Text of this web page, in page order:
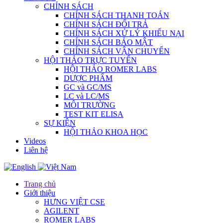
CHÍNH SÁCH
CHÍNH SÁCH THANH TOÁN
CHÍNH SÁCH ĐỔI TRẢ
CHÍNH SÁCH XỬ LÝ KHIẾU NẠI
CHÍNH SÁCH BẢO MẬT
CHÍNH SÁCH VẬN CHUYỂN
HỘI THẢO TRỰC TUYẾN
HỘI THẢO ROMER LABS
DƯỢC PHẨM
GC và GC/MS
LC và LC/MS
MÔI TRƯỜNG
TEST KIT ELISA
SỰ KIỆN
HỘI THẢO KHOA HỌC
Videos
Liên hệ
Trang chủ
Giới thiệu
HƯNG VIỆT CSE
AGILENT
ROMER LABS